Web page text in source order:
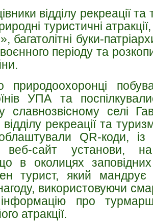
відділу рекреації
туристичні
багатолітні буки-
періоду та
природоохоронці
УПА та
славнозвісному селі
відділу рекреації та
QR-коди,
веб-сайт установи,
в околицях заповідних
турист, який мандрує
використовуючи
про
атракції.